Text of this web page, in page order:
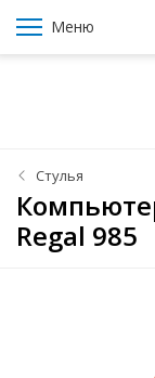
Меню
Стулья
Regal 985